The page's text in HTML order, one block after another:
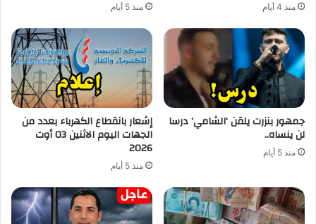
منذ 4 أيام منذ 5 أيام
جمهور بنزرت يلقن ‘الشامي’ درسا
لن ينساه..
منذ 5 أيام
إشعار بانقطاع الكهرباء بعدد من
الجهات اليوم الاثنين 03 أوت
2026
منذ 5 أيام